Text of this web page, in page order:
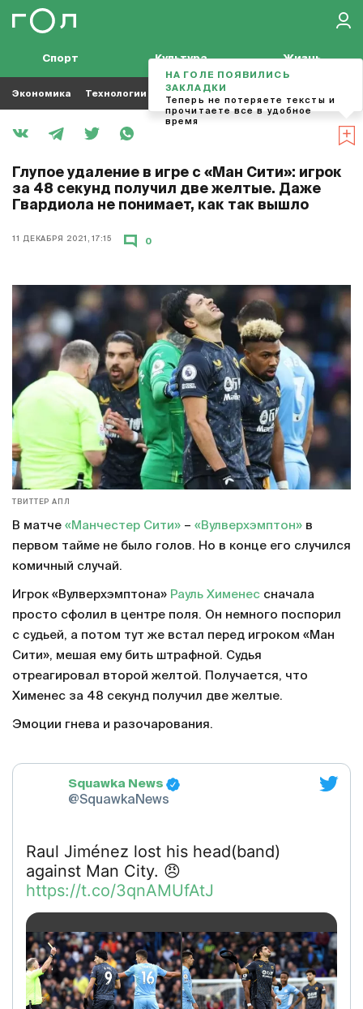
Спорт Культура Жизнь
Экономика Технологии Кино Футбол
Глупое удаление в игре с «Ман Сити»: игрок
за 48 секунд получил две желтые. Даже
Гвардиола не понимает, как так вышло
11 ДЕКАБРЯ 2021, 17:15 0
ТВИТТЕР АПЛ
В матче «Манчестер Сити» – «Вулверхэмптон» в
первом тайме не было голов. Но в конце его случился
комичный случай.
Игрок «Вулверхэмптона» Рауль Хименес сначала
просто сфолил в центре поля. Он немного поспорил
с судьей, а потом тут же встал перед игроком «Ман
Сити», мешая ему бить штрафной. Судья
отреагировал второй желтой. Получается, что
Хименес за 48 секунд получил две желтые.
Эмоции гнева и разочарования.
Squawka News
@SquawkaNews
Raul Jiménez lost his head(band)
against Man City. 😠
https://t.co/3qnAMUfAtJ
НА ГОЛЕ ПОЯВИЛИСЬ
ЗАКЛАДКИ
Теперь не потеряете тексты и
прочитаете все в удобное
время